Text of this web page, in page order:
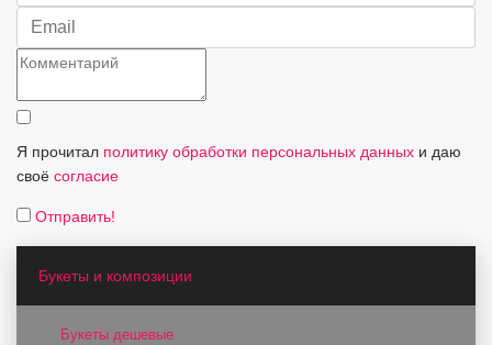
Я прочитал политику обработки персональных данных и даю
своё согласие
Отправить!
Букеты и композиции
Букеты дешевые